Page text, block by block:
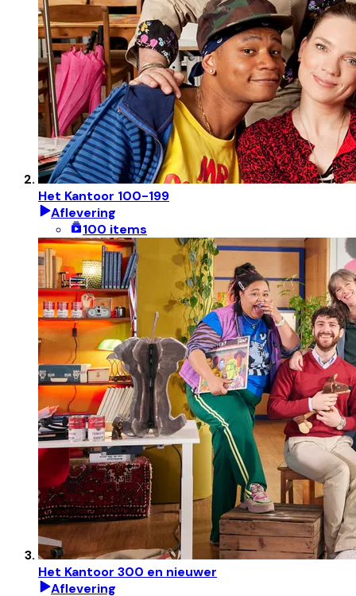
Het Kantoor 100-199
Aflevering
100 items
Het Kantoor 300 en nieuwer
Aflevering